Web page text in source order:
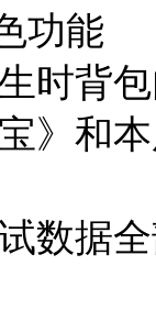
功能
时背
》和
数据